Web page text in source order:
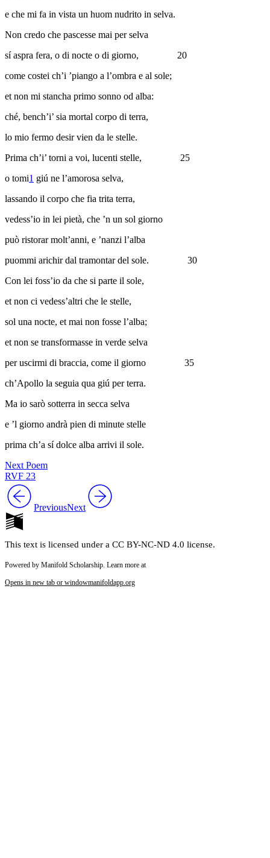
e che mi fa in vista un huom nudrito in selva.
Non credo che pascesse mai per selva
sí aspra fera, o di nocte o di giorno, 20
come costei ch’i ’piango a l’ombra e al sole;
et non mi stancha primo sonno od alba:
ché, bench’i’ sia mortal corpo di terra,
lo mio fermo desir vien da le stelle.
Prima ch’i’ torni a voi, lucenti stelle, 25
o tomi1 giú ne l’amorosa selva,
lassando il corpo che fia trita terra,
vedess’io in lei pietà, che ’n un sol giorno
può ristorar molt’anni, e ’nanzi l’alba
puommi arichir dal tramontar del sole. 30
Con lei foss’io da che si parte il sole,
et non ci vedess’altri che le stelle,
sol una nocte, et mai non fosse l’alba;
et non se transformasse in verde selva
per uscirmi di braccia, come il giorno 35
ch’Apollo la seguia qua giú per terra.
Ma io sarò sotterra in secca selva
e ’l giorno andrà pien di minute stelle
prima ch’a sí dolce alba arrivi il sole.
Next Poem
RVF 23
PreviousNext
This text is licensed under a CC BY-NC-ND 4.0 license.
Powered by Manifold Scholarship. Learn more at
Opens in new tab or windowmanifoldapp.org